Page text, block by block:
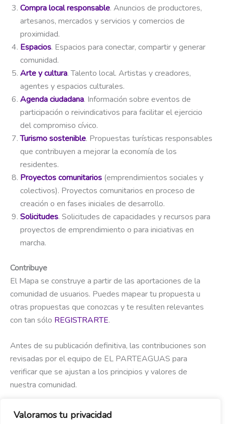
Valoramos tu privacidad
Compra local responsable. Anuncios de productores,
artesanos, mercados y servicios y comercios de
proximidad.
Espacios. Espacios para conectar, compartir y generar
comunidad.
Arte y cultura. Talento local. Artistas y creadores,
agentes y espacios culturales.
Agenda ciudadana. Información sobre eventos de
participación o reivindicativos para facilitar el ejercicio
del compromiso cívico.
Turismo sostenible. Propuestas turísticas responsables
que contribuyen a mejorar la economía de los
residentes.
Proyectos comunitarios (emprendimientos sociales y
colectivos). Proyectos comunitarios en proceso de
creación o en fases iniciales de desarrollo.
Solicitudes. Solicitudes de capacidades y recursos para
proyectos de emprendimiento o para iniciativas en
marcha.
Contribuye
El Mapa se construye a partir de las aportaciones de la
comunidad de usuarios. Puedes mapear tu propuesta u
otras propuestas que conozcas y te resulten relevantes
con tan sólo REGISTRARTE.
Antes de su publicación definitiva, las contribuciones son
revisadas por el equipo de EL PARTEAGUAS para
verificar que se ajustan a los principios y valores de
nuestra comunidad.